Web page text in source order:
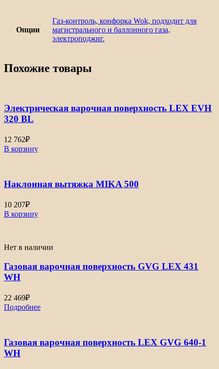
Опции
Газ-контроль, конфорка Wok, подходит для
магистрального и баллонного газа,
электроподжиг.
Похожие товары
Электрическая варочная поверхность LEX EVH
320 BL
12 762₽
В корзину
Наклонная вытяжка MIKA 500
10 207₽
В корзину
Нет в наличии
Газовая варочная поверхность GVG LEX 431
WH
22 469₽
Подробнее
Газовая варочная поверхность LEX GVG 640-1
WH